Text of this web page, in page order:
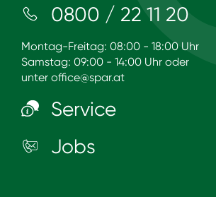
0800 / 22 11 20
Montag-Freitag: 08:00 - 18:00 Uhr
Samstag: 09:00 - 14:00 Uhr oder
unter office@spar.at
Service
Jobs